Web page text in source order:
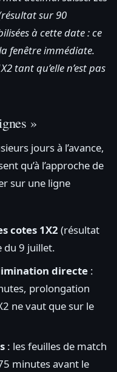
sur 90
à cette date : ce
fenêtre immédiate.
tant qu’elle n’est pas
»
jours à l’avance,
qu’à l’approche de
sur une ligne
cotes 1X2 (résultat
du 9 juillet.
directe :
prolongation
ne vaut que sur le
: les feuilles de match
minutes avant le